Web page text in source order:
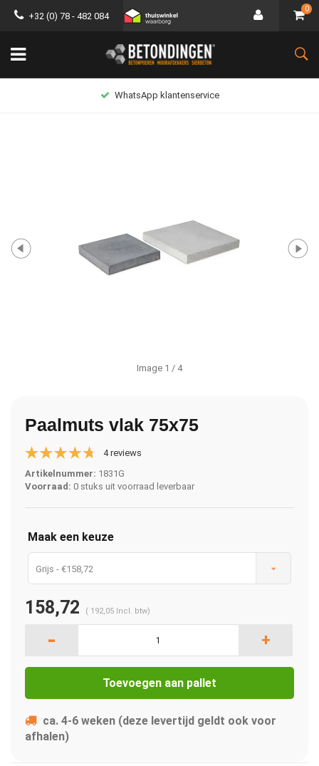
+32 (0) 78 - 482 084
0
Lage verzendkosten
Image 1 / 4
Paalmuts vlak 75x75
4 reviews
Artikelnummer: 1831G
Voorraad: 0 stuks uit voorraad leverbaar
Maak een keuze
Grijs - €158,72
158,72 ( 192,05 Incl. btw)
- +
Toevoegen aan pallet
ca. 4-6 weken (deze levertijd geldt ook voor
afhalen)